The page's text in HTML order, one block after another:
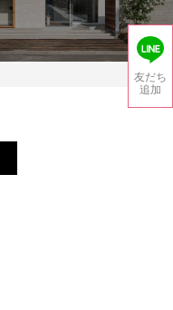
友だち
追加